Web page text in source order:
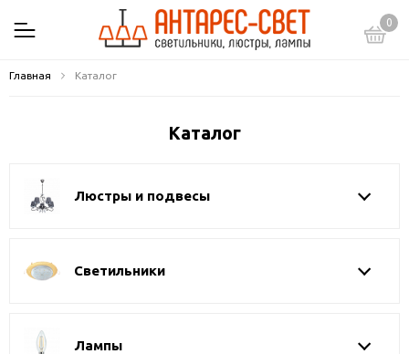
0
Главная Каталог
Каталог
Люстры и подвесы
Светильники
Лампы